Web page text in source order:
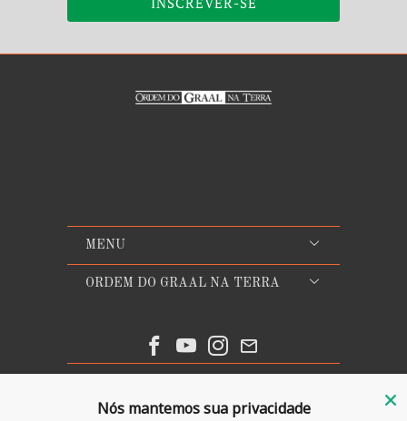
MENU
ORDEM DO GRAAL NA TERRA
reservados.Com tecnologia da Shopify
Nós mantemos sua privacidade